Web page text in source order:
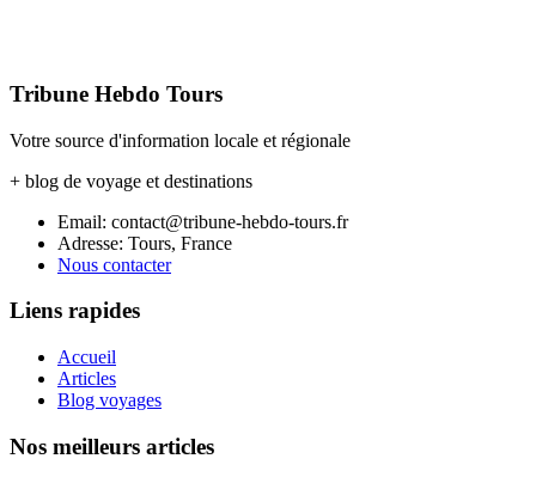
Tribune Hebdo Tours
Votre source d'information locale et régionale
+ blog de voyage et destinations
Email: contact@tribune-hebdo-tours.fr
Adresse: Tours, France
Nous contacter
Liens rapides
Accueil
Articles
Blog voyages
Nos meilleurs articles